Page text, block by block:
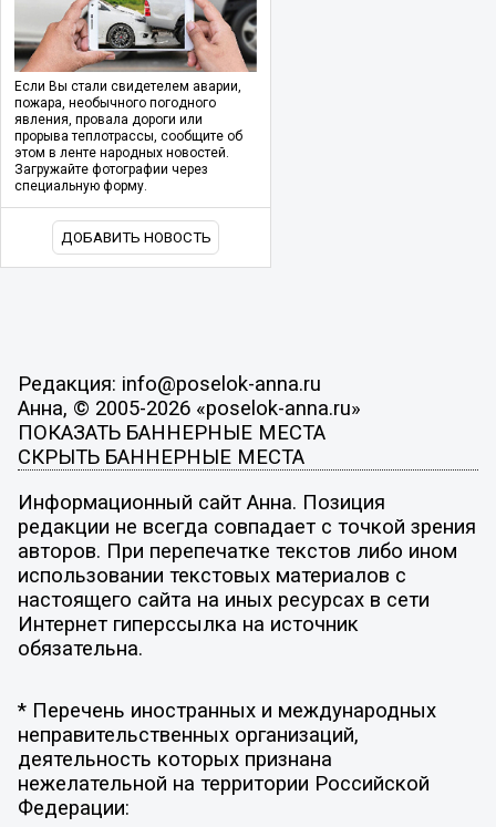
Если Вы стали свидетелем аварии,
пожара, необычного погодного
явления, провала дороги или
прорыва теплотрассы, сообщите об
этом в ленте народных новостей.
Загружайте фотографии через
специальную форму.
ДОБАВИТЬ НОВОСТЬ
Редакция: info@poselok-anna.ru
Анна, © 2005-2026 «poselok-anna.ru»
ПОКАЗАТЬ БАННЕРНЫЕ МЕСТА
СКРЫТЬ БАННЕРНЫЕ МЕСТА
Информационный сайт Анна. Позиция
редакции не всегда совпадает с точкой зрения
авторов. При перепечатке текстов либо ином
использовании текстовых материалов с
настоящего сайта на иных ресурсах в сети
Интернет гиперссылка на источник
обязательна.
* Перечень иностранных и международных
неправительственных организаций,
деятельность которых признана
нежелательной на территории Российской
Федерации: